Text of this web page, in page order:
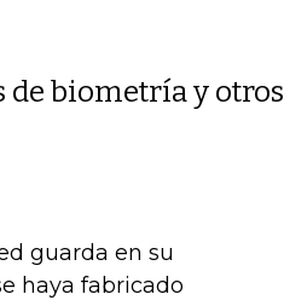
de biometría y otros
guarda en su
haya fabricado